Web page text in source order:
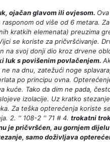
ojačan glavom ili ovjesom.
od više od 6 metara.
kratkih elemenata) preuzima
se koriste za pričvršćivanje.
na svoj donji dio kroz drvene
luk s povišenim povlačenjem.
na dnu, zatežući noge
po principu ovna.
kuće. Tako da dim ne pada,
izolacije. Uz kratko
Za teška opterećenja koriste
2. '' 108-2 '' 71 # 4. trokatni
je pričvršćen, au gornjem
samo doživljava